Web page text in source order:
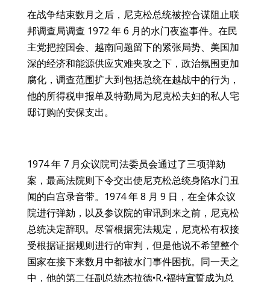
在战争结束数月之后，尼克松总统被控合谋阻止联
邦调查局调查 1972 年 6 月的水门夜盗事件。在民
主党把控国会、越南问题留下的紧张局势、美国加
深的经济和能源供应灾难夹攻之下，政治氛围更加
腐化，调查范围扩大到包括总统在越战中的行为，
他的所得税申报单及特勤局为尼克松夫妇的私人宅
邸订购的安保支出。
1974 年 7 月众议院司法委员会通过了三项弹劾
案，最高法院则下令交出使尼克松总统身陷水门丑
闻的白宫录音带。1974 年 8 月 9 日，在全体众议
院进行弹劾，以及参议院的审讯到来之前，尼克松
总统决定辞职。尽管根据宪法规定，尼克松有权接
受根据证据规则进行的审判，但是他说不希望整个
国家在接下来数月中都被水门事件困扰。同一天之
中，他的第二任副总统杰拉德•R.•福特宣誓成为总